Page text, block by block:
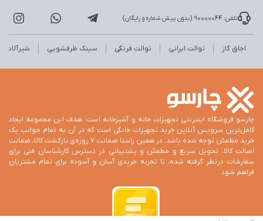
تلفن: 90000044 (بدون پیش شماره و رایگان)
اجاق گاز توالت ایرانی توالت فرنگی سینک ظرفشویی شیرآلات
چارسو فروشگاه اینترنتی تجهیزات خانه و آشپزخانه است. هدف این مجموعه ایجاد
کامل‌ترین سرویس آنلاین خرید تجهیزات خانگی است که در آن به تمام جوانب یک
خرید مطمئن توجه شده باشد. در همین راستا ضمانت 7 روزه‌ی بازگشت کالا، ضمانت
اصالت کالا، تحویل سریع و مطمئن و پشتیبانی در دسترس کارشناسان فنی برای
سفارشات درنظر گرفته شده، تا تجربه خریدی آسان و آسوده برای تمام مشتریان
فراهم شود.